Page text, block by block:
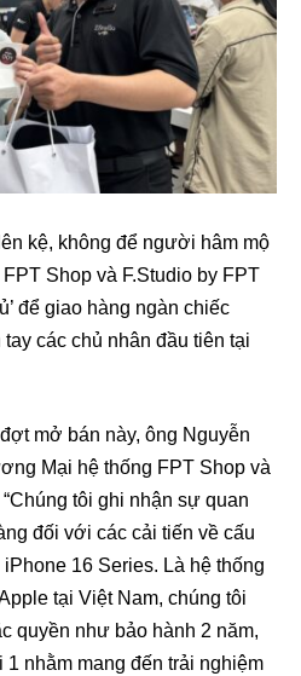
kệ, không để người hâm mộ
Shop và F.Studio by FPT
để giao hàng ngàn chiếc
các chủ nhân đầu tiên tại
mở bán này, ông Nguyễn
Mại hệ thống FPT Shop và
tôi ghi nhận sự quan
đối với các cải tiến về cấu
16 Series. Là hệ thống
tại Việt Nam, chúng tôi
quyền như bảo hành 2 năm,
nhằm mang đến trải nghiệm